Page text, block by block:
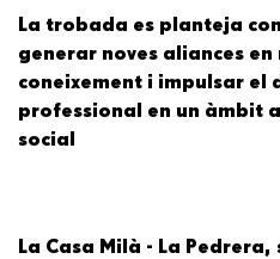
La trobada es planteja
generar noves aliances
coneixement i impulsar el
professional en un àmbit
social
La Casa Milà - La Pedrera,